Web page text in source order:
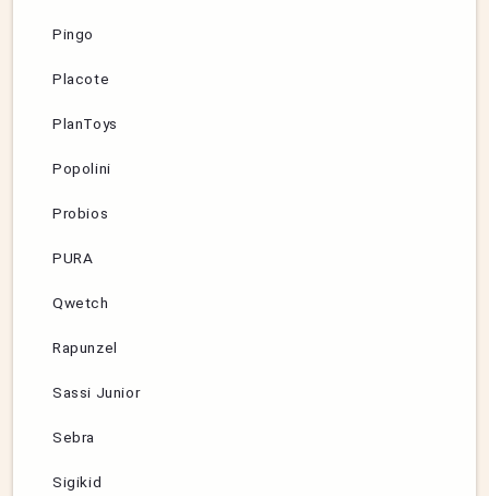
Pingo
Placote
PlanToys
Popolini
Probios
PURA
Qwetch
Rapunzel
Sassi Junior
Sebra
Sigikid